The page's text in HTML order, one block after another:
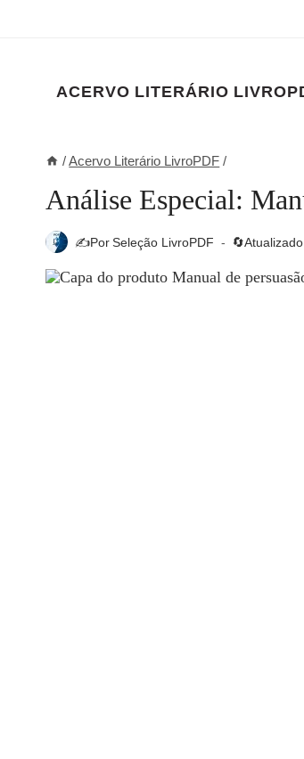
ACERVO LITERÁRIO
/Acervo Literário LivroPDF /
Análise Especial:
✍️PorSeleção LivroPDF